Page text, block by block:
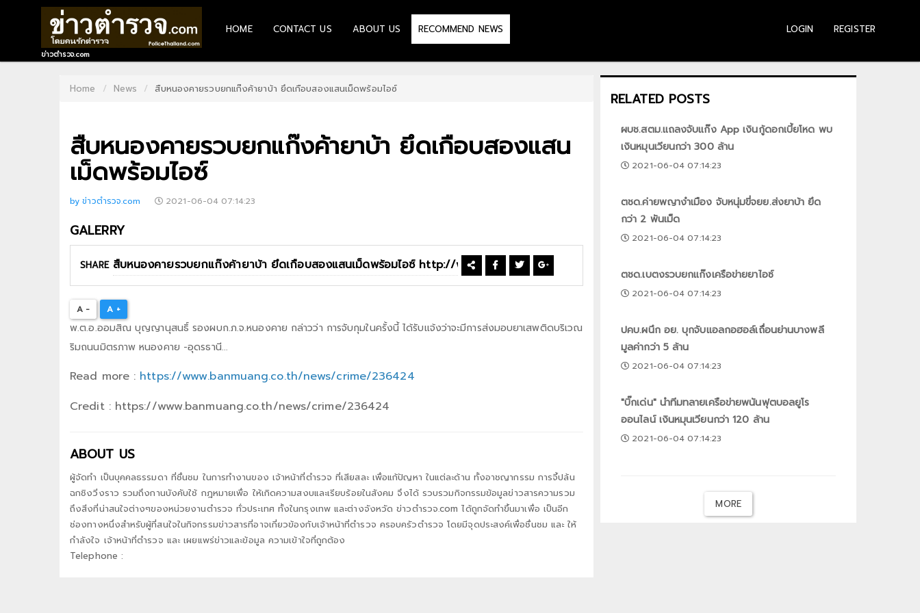
HOME
CONTACT
ข่าวตำรวจ.com
HOME CONTACT US ABOUT US RECOMMEND NEWS LOGIN REGISTER
Home News สืบหนองคายรวบยกแก๊งค้ายาบ้า ยึดเกือบสองแสนเม็ดพร้อมไอซ์
สืบหนองคายรวบยกแก๊งค้ายาบ้า ยึดเกือบสองแสน
เม็ดพร้อมไอซ์
by ข่าวตำรวจ.com 2021-06-04 07:14:23
GALERRY
SHARE
A - A +
พ.ต.อ.ออมสิณ บุญญานุสนธิ์ รองผบก.ภ.จ.หนองคาย กล่าวว่า การจับกุมในครั้งนี้ ได้รับแจ้งว่าจะมีการส่งมอบยาเสพติดบริเวณ
ริมถนนมิตรภาพ หนองคาย -อุดรธานี...
Read more : https://www.banmuang.co.th/news/crime/236424
Credit : https://www.banmuang.co.th/news/crime/236424
ABOUT US
ผู้จัดทำ เป็นบุคคลธรรมดา ที่ชื่นชม ในการทำงานของ เจ้าหน้าที่ตำรวจ ที่เสียสละ เพื่อแก้ปัญหา ในแต่ละด้าน ทั้งอาชญากรรม การจี้ปล้น
ฉกชิงวิ่งราว รวมถึงกานบังคับใช้ กฎหมายเพื่อ ให้เกิดความสงบและเรียบร้อยในสังคม จึงได้ รวบรวมกิจกรรมข้อมูลข่าวสารความรวม
ถึงสิ่งที่น่าสนใจต่างๆของหน่วยงานตำรวจ ทั่วประเทศ ทั้งในกรุงเทพ และต่างจังหวัด ข่าวตำรวจ.com ได้ถูกจัดทำขึ้นมาเพื่อ เป็นอีก
ช่องทางหนึ่งสำหรับผู้ที่สนใจในกิจกรรมข่าวสารที่อาจเกี่ยวข้องกับเจ้าหน้าที่ตำรวจ ครอบครัวตำรวจ โดยมีจุดประสงค์เพื่อชื่นชม และ ให้
กำลังใจ เจ้าหน้าที่ตำรวจ และ เผยแพร่ข่าวและข้อมูล ความเข้าใจที่ถูกต้อง
Telephone :
RELATED POSTS
ผบช.สตม.แถลงจับแก๊ง App เงินกู้ดอกเบี้ยโหด พบ
เงินหมุนเวียนกว่า 300 ล้าน
2021-06-04 07:14:23
ตชด.ค่ายพญางำเมือง จับหนุ่มขี่จยย.ส่งยาบ้า ยึด
กว่า 2 พันเม็ด
2021-06-04 07:14:23
ตชด.เบตงรวบยกแก๊งเครือข่ายยาไอซ์
2021-06-04 07:14:23
ปคบ.ผนึก อย. บุกจับแอลกอฮอล์เถื่อนย่านบางพลี
มูลค่ากว่า 5 ล้าน
2021-06-04 07:14:23
"บิ๊กเด่น" นำทีมทลายเครือข่ายพนันฟุตบอลยูโร
ออนไลน์ เงินหมุนเวียนกว่า 120 ล้าน
2021-06-04 07:14:23
MORE